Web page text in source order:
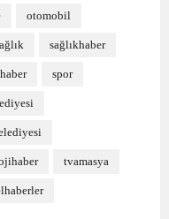
otomobil
sağlıkhaber
spor
tvamasya